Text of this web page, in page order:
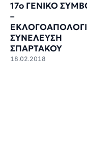
17ο ΓΕΝΙΚΟ
–
ΣΥΝΕΛΕΥΣΗ
ΣΠΑΡΤΑΚΟΥ
18.02.2018